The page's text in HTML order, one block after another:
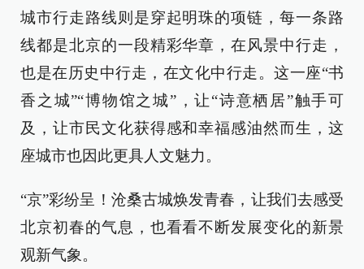
城市行走路线则是穿起明珠的项链，每一条路
线都是北京的一段精彩华章，在风景中行走，
也是在历史中行走，在文化中行走。这一座“书
香之城”“博物馆之城”，让“诗意栖居”触手可
及，让市民文化获得感和幸福感油然而生，这
座城市也因此更具人文魅力。
“京”彩纷呈！沧桑古城焕发青春，让我们去感受
北京初春的气息，也看看不断发展变化的新景
观新气象。